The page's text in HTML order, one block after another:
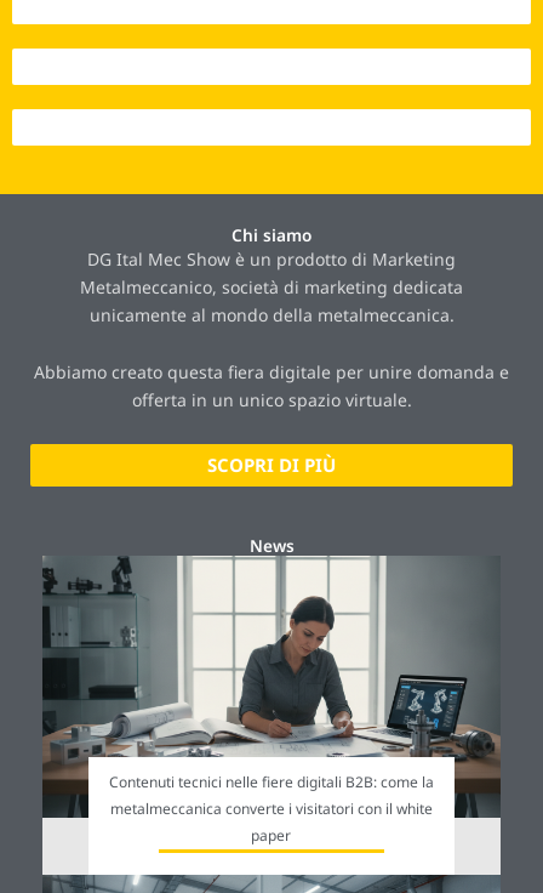
Chi siamo
DG Ital Mec Show è un prodotto di Marketing
Metalmeccanico, società di marketing dedicata
unicamente al mondo della metalmeccanica.
Abbiamo creato questa fiera digitale per unire domanda e
offerta in un unico spazio virtuale.
SCOPRI DI PIÙ
News
Contenuti tecnici nelle fiere digitali B2B: come la
metalmeccanica converte i visitatori con il white
paper